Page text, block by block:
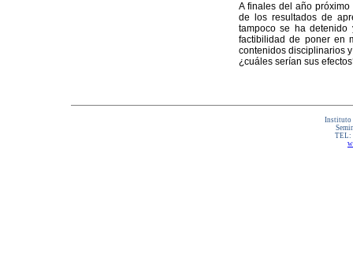
A finales del año
de los resultados de
tampoco se ha
factibilidad de poner en
contenidos disciplinarios
¿cuáles serían sus
Instituto
TEL: